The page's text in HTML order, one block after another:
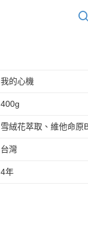
我的心機
400g
雪絨花萃取、維他命原
台灣
4年